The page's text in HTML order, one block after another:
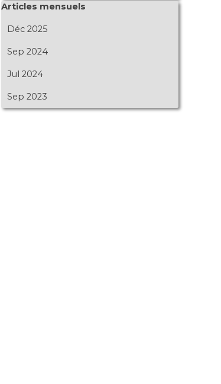
Sauter le bloc Articles mensuels
Articles mensuels
Déc 2025
Sep 2024
Jul 2024
Sep 2023